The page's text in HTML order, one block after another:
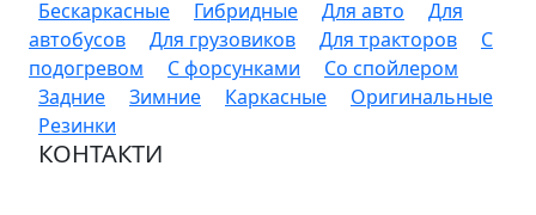
Бескаркасные Гибридные Для авто
Для
автобусов
Для грузовиков Для тракторов
С
подогревом
С форсунками
Со спойлером
Задние
Зимние Каркасные
Оригинальные
Резинки
КОНТАКТИ